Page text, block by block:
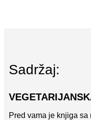
Sadržaj:
Pred vama je knjiga